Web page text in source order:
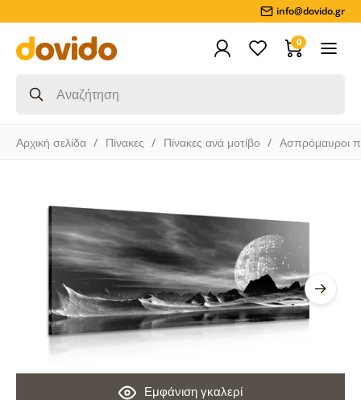
info@dovido.gr
0
Αρχική σελίδα Πίνακες Πίνακες ανά μοτίβο Ασπρόμαυροι
Εμφάνιση γκαλερί